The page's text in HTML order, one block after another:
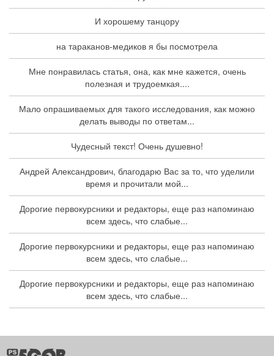
И хорошему танцору
на тараканов-медиков я бы посмотрела
Мне понравилась статья, она, как мне кажется, очень
полезная и трудоемкая....
Мало опрашиваемых для такого исследования, как можно
делать выводы по ответам...
Чудесный текст! Очень душевно!
Андрей Александрович, благодарю Вас за то, что уделили
время и прочитали мой...
Дорогие первокурсники и редакторы, еще раз напоминаю
всем здесь, что слабые...
Дорогие первокурсники и редакторы, еще раз напоминаю
всем здесь, что слабые...
Дорогие первокурсники и редакторы, еще раз напоминаю
всем здесь, что слабые...